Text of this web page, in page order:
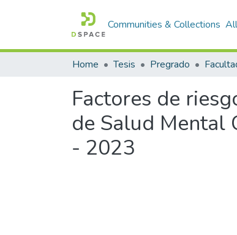
Communities & Collections
Home Tesis Pregrado
Factores de
de Salud Mental
- 2023